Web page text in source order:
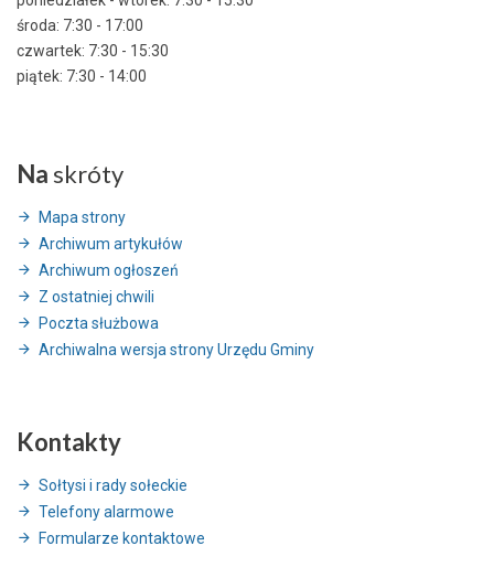
środa: 7:30 - 17:00
czwartek: 7:30 - 15:30
piątek: 7:30 - 14:00
Na skróty
Mapa strony
Archiwum artykułów
Archiwum ogłoszeń
Z ostatniej chwili
Poczta służbowa
Archiwalna wersja strony Urzędu Gminy
Kontakty
Sołtysi i rady sołeckie
Telefony alarmowe
Formularze kontaktowe